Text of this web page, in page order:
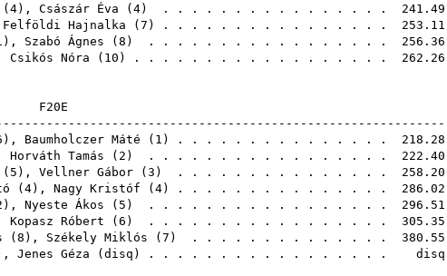
( 4), Császár Éva ( 4) . . . . . . . . . . . . . . . . 241.49
Felföldi Hajnalka ( 7 ) . . . . . . . . . . . . . . . . 253.11
), Szabó Ágnes ( 8 ) . . . . . . . . . . . . . . . . . 256.36
Csikós Nóra ( 10 ) . . . . . . . . . . . . . . . . . . 262.26
F20E
), Baumholczer Máté ( 1 ) . . . . . . . . . . . . . . . 218.28
Horváth Tamás ( 2 ) . . . . . . . . . . . . . . . . . 222.40
( 5 ), Vellner Gábor ( 3 ) . . . . . . . . . . . . . . . 258.20
( 4), Nagy Kristóf ( 4) . . . . . . . . . . . . . . . 286.02
), Nyeste Ákos ( 5 ) . . . . . . . . . . . . . . . . . 296.51
Kopasz Róbert ( 6 ) . . . . . . . . . . . . . . . . . 305.35
( 8 ), Székely Miklós ( 7 ) . . . . . . . . . . . . . . 380.55
Jenes Géza ( disq ) . . . . . . . . . . . . . . . . . disq